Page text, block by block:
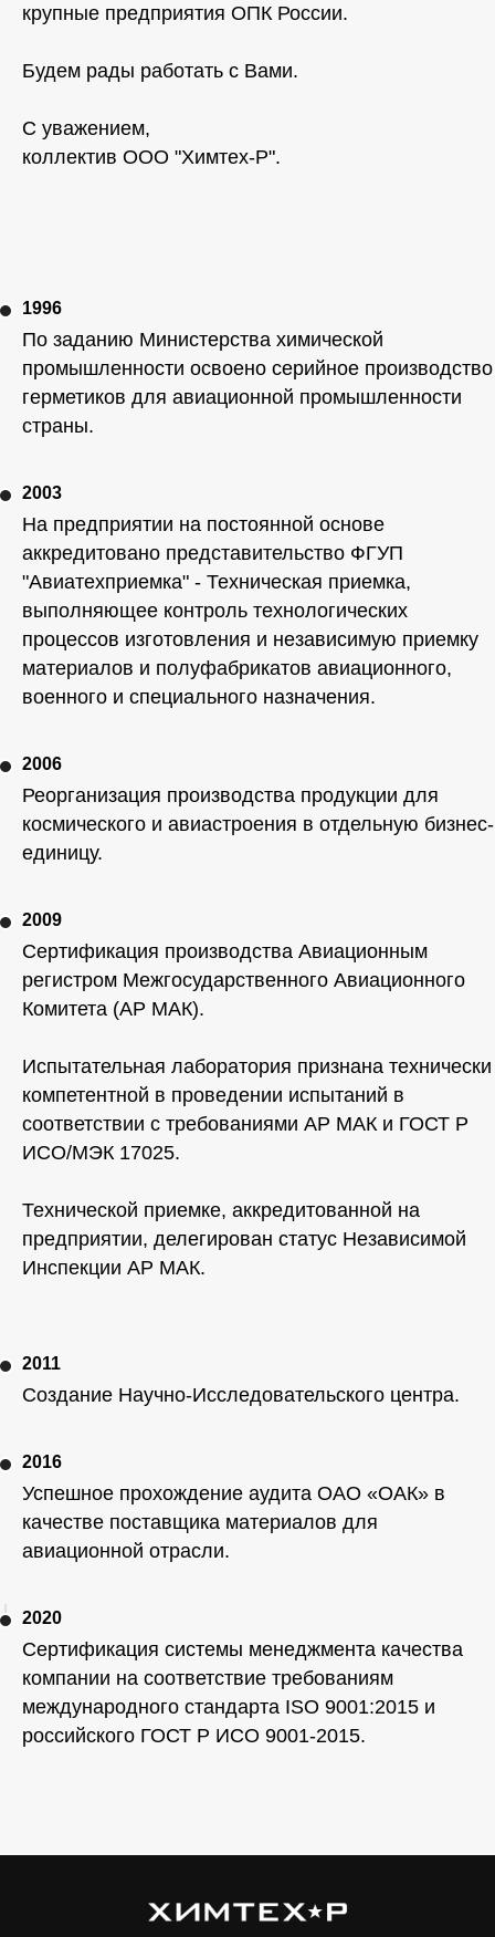
крупные предприятия ОПК России.
Будем рады работать с Вами.
С уважением,
коллектив ООО "Химтех-Р".
1996
По заданию Министерства химической
промышленности освоено серийное производство
герметиков для авиационной промышленности
страны.
2003
На предприятии на постоянной основе
аккредитовано представительство ФГУП
"Авиатехприемка" - Техническая приемка,
выполняющее контроль технологических
процессов изготовления и независимую приемку
материалов и полуфабрикатов авиационного,
военного и специального назначения.
2006
Реорганизация производства продукции для
космического и авиастроения в отдельную бизнес-
единицу.
2009
Сертификация производства Авиационным
регистром Межгосударственного Авиационного
Комитета (АР МАК).
Испытательная лаборатория признана технически
компетентной в проведении испытаний в
соответствии с требованиями АР МАК и ГОСТ Р
ИСО/МЭК 17025.
Технической приемке, аккредитованной на
предприятии, делегирован статус Независимой
Инспекции АР МАК.
2011
Создание Научно-Исследовательского центра.
2016
Успешное прохождение аудита ОАО «ОАК» в
качестве поставщика материалов для
авиационной отрасли.
2020
Сертификация системы менеджмента качества
компании на соответствие требованиям
международного стандарта ISO 9001:2015 и
российского ГОСТ Р ИСО 9001-2015.